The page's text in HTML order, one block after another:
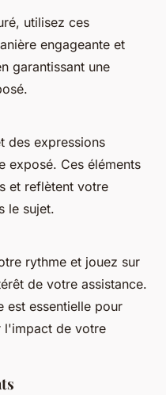
utilisez ces
engageante et
garantissant une
des expressions
exposé. Ces éléments
et reflètent votre
le sujet.
rythme et jouez sur
de votre assistance.
est essentielle pour
l'impact de votre